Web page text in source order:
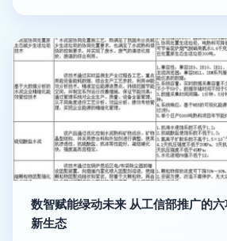
数智赋能绿动未来 从工信部推广的
新生态